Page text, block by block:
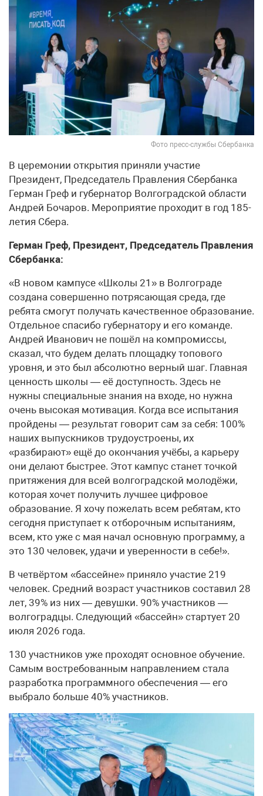
Фото пресс-службы Сбербанка
В церемонии открытия приняли участие
Президент, Председатель Правления Сбербанка
Герман Греф и губернатор Волгоградской области
Андрей Бочаров. Мероприятие проходит в год 185-
летия Сбера.
Герман Греф, Президент, Председатель Правления
Сбербанка:
«В новом кампусе «Школы 21» в Волгограде
создана совершенно потрясающая среда, где
ребята смогут получать качественное образование.
Отдельное спасибо губернатору и его команде.
Андрей Иванович не пошёл на компромиссы,
сказал, что будем делать площадку топового
уровня, и это был абсолютно верный шаг. Главная
ценность школы — её доступность. Здесь не
нужны специальные знания на входе, но нужна
очень высокая мотивация. Когда все испытания
пройдены — результат говорит сам за себя: 100%
наших выпускников трудоустроены, их
«разбирают» ещё до окончания учёбы, а карьеру
они делают быстрее. Этот кампус станет точкой
притяжения для всей волгоградской молодёжи,
которая хочет получить лучшее цифровое
образование. Я хочу пожелать всем ребятам, кто
сегодня приступает к отборочным испытаниям,
всем, кто уже с мая начал основную программу, а
это 130 человек, удачи и уверенности в себе!».
В четвёртом «бассейне» приняло участие 219
человек. Средний возраст участников составил 28
лет, 39% из них — девушки. 90% участников —
волгоградцы. Следующий «бассейн» стартует 20
июля 2026 года.
130 участников уже проходят основное обучение.
Самым востребованным направлением стала
разработка программного обеспечения — его
выбрало больше 40% участников.